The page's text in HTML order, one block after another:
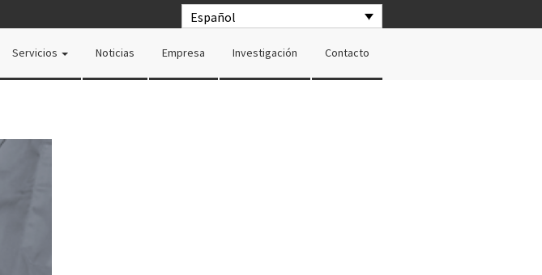
Español
Servicios Noticias Empresa Investigación Contacto